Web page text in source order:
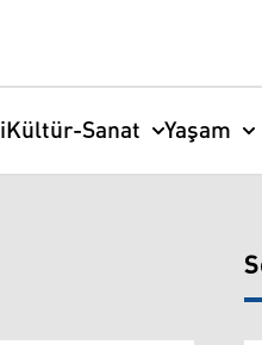
Kültür-Sanat Yaşam